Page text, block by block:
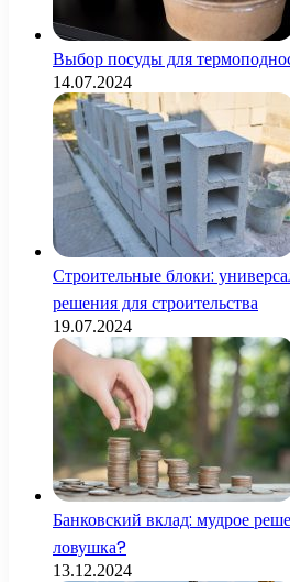
Выбор посуды для
14.07.2024
Строительные блоки:
решения для строительства
19.07.2024
Банковский вклад: мудрое
ловушка?
13.12.2024